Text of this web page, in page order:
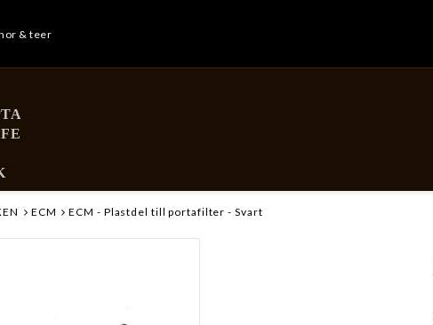
& teer
ECM ECM - Plastdel till portafilter - Svart